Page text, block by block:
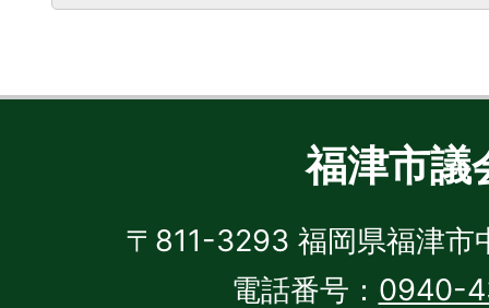
福津市議
〒811-3293 福岡県福津市
電話番号： 0940-